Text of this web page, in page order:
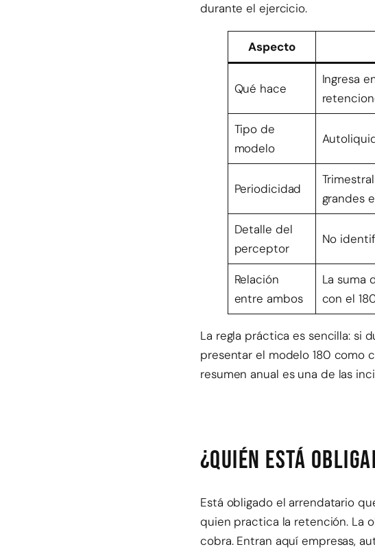
durante el ejercicio.
Aspecto
Qué hace
Ingresa
Tipo de
modelo
Periodicidad
grandes
Detalle del
perceptor
No
Relación
entre ambos
La suma
con el
La regla práctica es sencilla: si
presentar el modelo 180 como
resumen anual es una de las
¿Quién está
Está obligado el arrendatario
quien practica la retención. La
cobra. Entran aquí empresas,